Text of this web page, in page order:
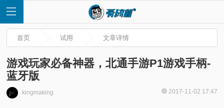
首
首页 试用 文章详情
游戏玩家必备神器，北通手游P1游戏手柄-
蓝牙版
kingmaking 2017-11-02 17:47